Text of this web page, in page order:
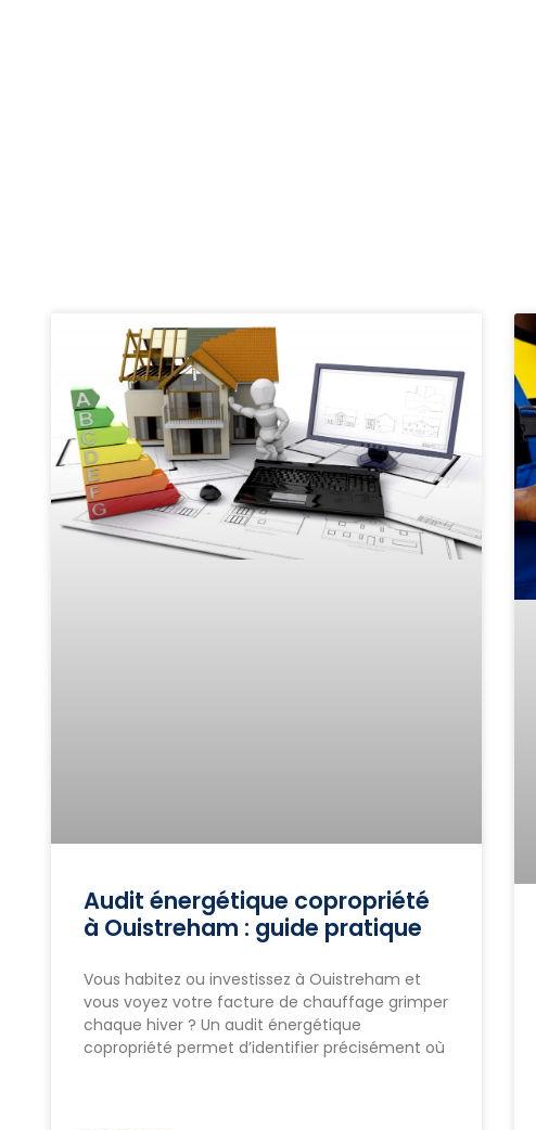
Audit énergétique copropriété
à Ouistreham : guide pratique
Vous habitez ou investissez à Ouistreham et
vous voyez votre facture de chauffage grimper
chaque hiver ? Un audit énergétique
copropriété permet d’identifier précisément où